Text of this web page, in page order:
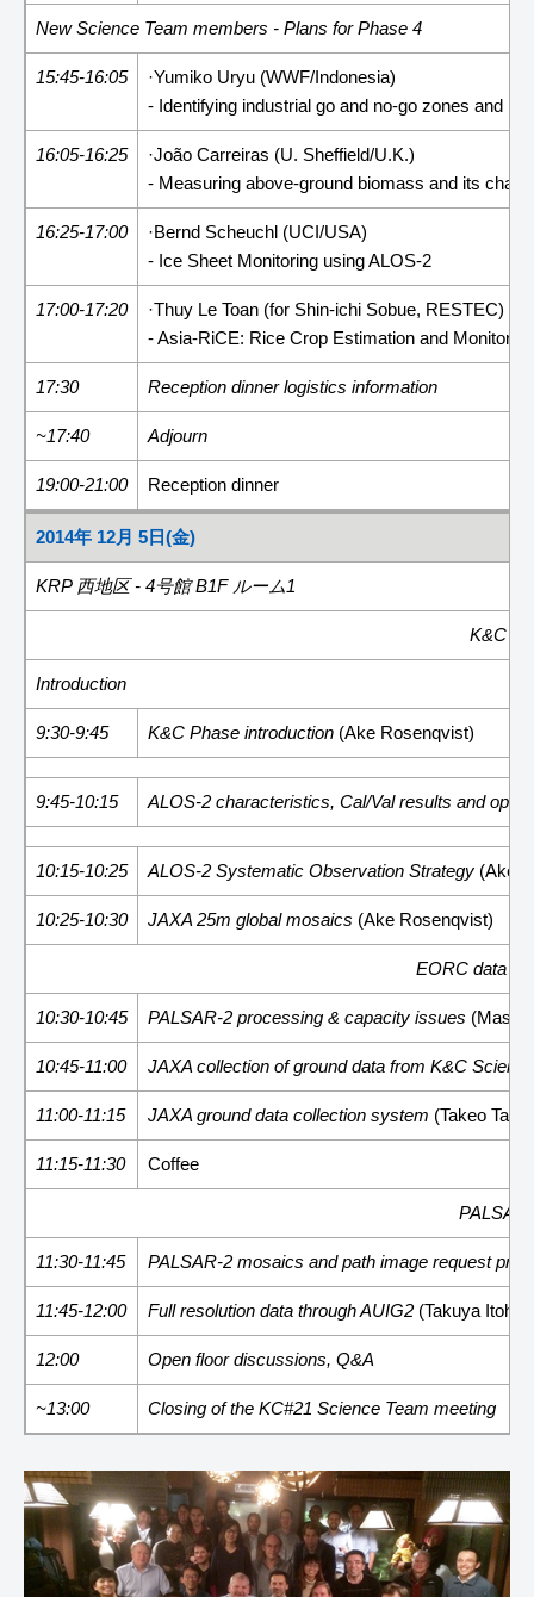
New Science Team members - Plans for Phase 4
15:45-16:05
·Yumiko Uryu (WWF/Indonesia)
- Identifying industrial go and no-go zones and
16:05-16:25
·João Carreiras (U. Sheffield/U.K.)
- Measuring above-ground biomass and its
16:25-17:00
·Bernd Scheuchl (UCI/USA)
- Ice Sheet Monitoring using ALOS-2
17:00-17:20
·Thuy Le Toan (for Shin-ichi Sobue, RESTEC)
- Asia-RiCE: Rice Crop Estimation and Monitoring
17:30 Reception dinner logistics information
~17:40 Adjourn
19:00-21:00 Reception dinner
2014年 12月 5日(金)
KRP 西地区 - 4号館 B1F ルーム1
K&C
Introduction
9:30-9:45 K&C Phase introduction (Ake Rosenqvist)
9:45-10:15 ALOS-2 characteristics, Cal/Val results and
10:15-10:25 ALOS-2 Systematic Observation Strategy (Ake
10:25-10:30 JAXA 25m global mosaics (Ake Rosenqvist)
EORC data
10:30-10:45 PALSAR-2 processing & capacity issues
10:45-11:00 JAXA collection of ground data from K&C
11:00-11:15 JAXA ground data collection system (Takeo
11:15-11:30 Coffee
11:30-11:45 PALSAR-2 mosaics and path image request
11:45-12:00 Full resolution data through AUIG2 (Takuya Itoh,
12:00 Open floor discussions, Q&A
~13:00 Closing of the KC#21 Science Team meeting